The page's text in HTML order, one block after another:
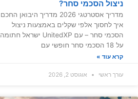
ניצול הסכמי סחר?
מדריך אסטרטגי 2026 מדריך היבואן החכם
איך לחסוך אלפי שקלים באמצעות ניצול
הסכמי סחר – עם UnitedXP ישראל חתומה
על 18 הסכמי סחר חופשי עם
קרא עוד »
עורך ראשי אוגוסט 2, 2026